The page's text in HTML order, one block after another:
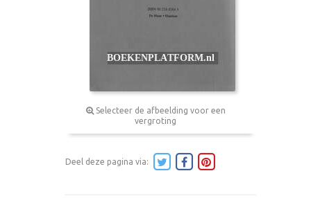
Selecteer de afbeelding voor een
vergroting
Deel deze pagina via: